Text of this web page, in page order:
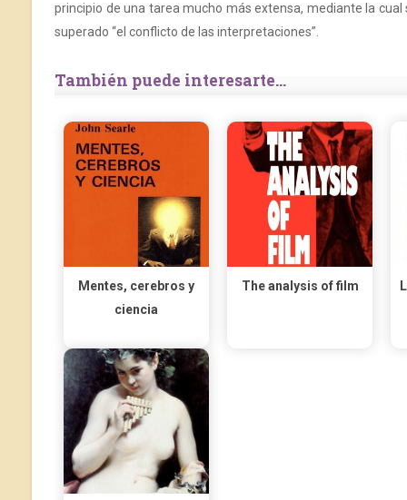
principio de una tarea mucho más extensa, mediante la
superado “el conflicto de las interpretaciones”.
También puede interesarte...
Mentes, cerebros y
ciencia
The analysis of film